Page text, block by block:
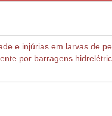
e injúrias em larvas de
por barragens